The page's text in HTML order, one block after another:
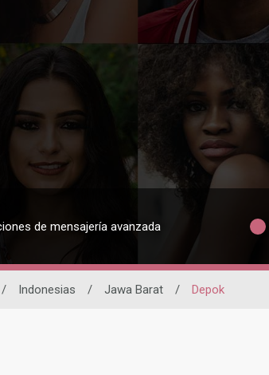
de mensajería avanzada
/ Indonesias / Jawa Barat / Depok